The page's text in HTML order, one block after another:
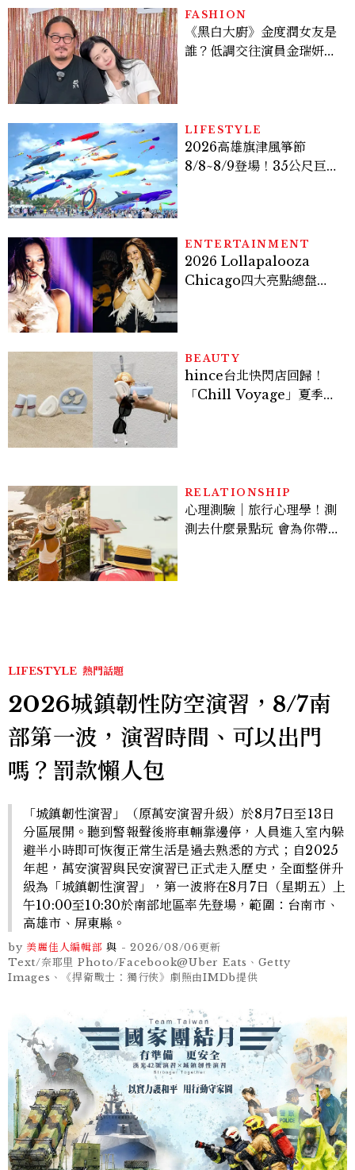
FASHION
《黑白大廚》金度潤女友是
誰？低調交往演員金瑞妍、
LIFESTYLE
2026高雄旗津風箏節
8/8~8/9登場！35公尺巨大
ENTERTAINMENT
2026 Lollapalooza
Chicago四大亮點總盤
BEAUTY
hince台北快閃店回歸！
「Chill Voyage」夏季限
RELATIONSHIP
心理測驗｜旅行心理學！測
測去什麼景點玩 會為你帶來
LIFESTYLE 熱門話題
2026城鎮韌性防空演習，8/7南
部第一波，演習時間、可以出門
嗎？罰款懶人包
「城鎮韌性演習」（原萬安演習升級）於8月7日至13日
分區展開。聽到警報聲後將車輛靠邊停，人員進入室內躲
避半小時即可恢復正常生活是過去熟悉的方式；自2025
年起，萬安演習與民安演習已正式走入歷史，全面整併升
級為「城鎮韌性演習」，第一波將在8月7日（星期五）上
午10:00至10:30於南部地區率先登場，範圍：台南市、
高雄市、屏東縣。
by 美麗佳人編輯部 與 -2026/08/06更新
Text/奈耶里 Photo/Facebook@Uber Eats、Getty
Images、《捍衛戰士：獨行俠》劇照由IMDb提供